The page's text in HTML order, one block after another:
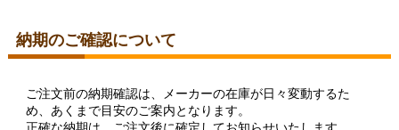
納期のご確認について
ご注文前の納期確認は、メーカーの在庫が日々変動するた
め、あくまで目安のご案内となります。